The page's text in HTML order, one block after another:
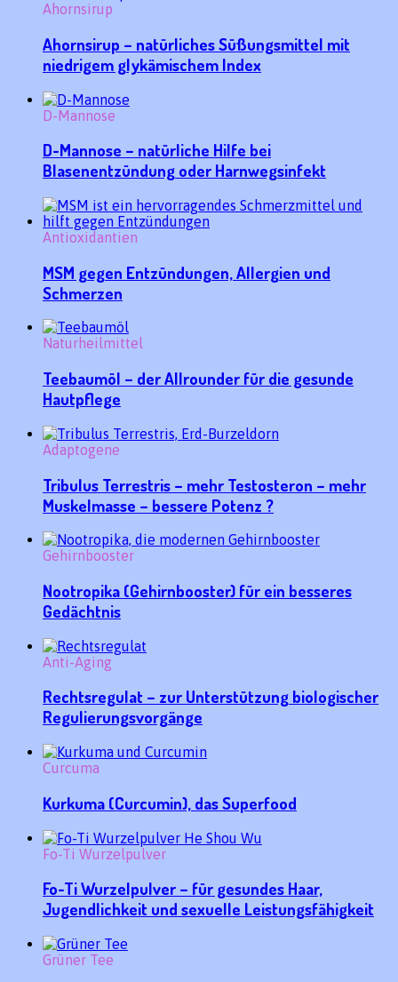
Ahornsirup
Ahornsirup – natürliches Süßungsmittel mit
niedrigem glykämischem Index
D-Mannose
D-Mannose – natürliche Hilfe bei
Blasenentzündung oder Harnwegsinfekt
Antioxidantien
MSM gegen Entzündungen, Allergien und
Schmerzen
Naturheilmittel
Teebaumöl – der Allrounder für die gesunde
Hautpflege
Adaptogene
Tribulus Terrestris – mehr Testosteron – mehr
Muskelmasse – bessere Potenz ?
Gehirnbooster
Nootropika (Gehirnbooster) für ein besseres
Gedächtnis
Anti-Aging
Rechtsregulat – zur Unterstützung biologischer
Regulierungsvorgänge
Curcuma
Kurkuma (Curcumin), das Superfood
Fo-Ti Wurzelpulver
Fo-Ti Wurzelpulver – für gesundes Haar,
Jugendlichkeit und sexuelle Leistungsfähigkeit
Grüner Tee